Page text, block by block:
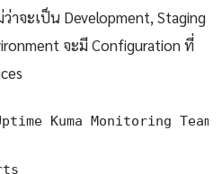
าจะเป็น Development, Staging
จะมี Configuration ที่
Kuma Monitoring